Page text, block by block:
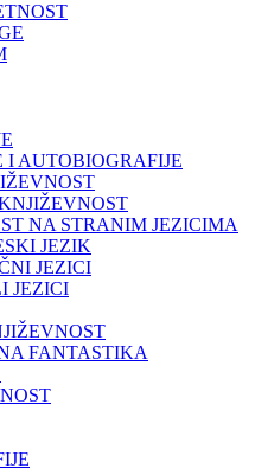
I AUTOBIOGRAFIJE
NA STRANIM JEZICIMA
JEZIK
JEZICI
JEZICI
FANTASTIKA